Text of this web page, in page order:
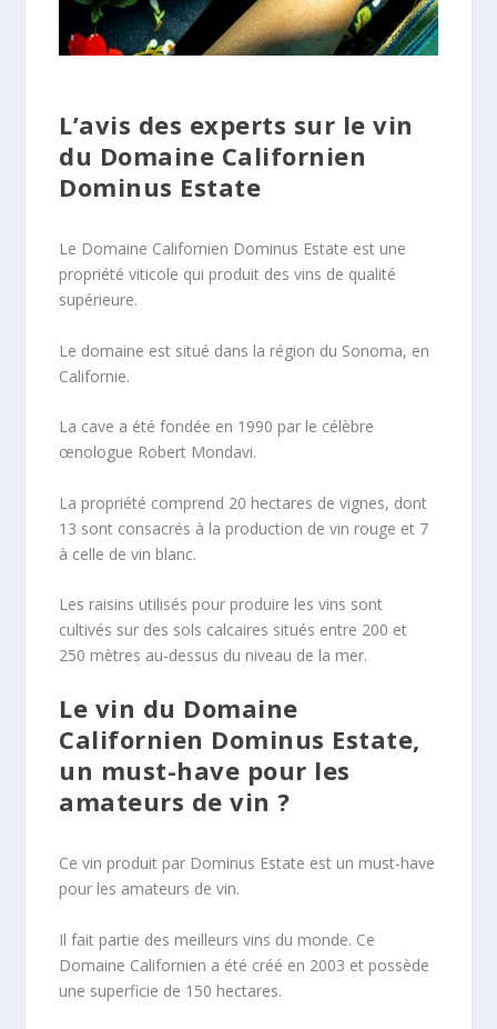
L’avis des experts sur le vin
du Domaine Californien
Dominus Estate
Le Domaine Californien Dominus Estate est une
propriété viticole qui produit des vins de qualité
supérieure.
Le domaine est situé dans la région du Sonoma, en
Californie.
La cave a été fondée en 1990 par le célèbre
œnologue Robert Mondavi.
La propriété comprend 20 hectares de vignes, dont
13 sont consacrés à la production de vin rouge et 7
à celle de vin blanc.
Les raisins utilisés pour produire les vins sont
cultivés sur des sols calcaires situés entre 200 et
250 mètres au-dessus du niveau de la mer.
Le vin du Domaine
Californien Dominus Estate,
un must-have pour les
amateurs de vin ?
Ce vin produit par Dominus Estate est un must-have
pour les amateurs de vin.
Il fait partie des meilleurs vins du monde. Ce
Domaine Californien a été créé en 2003 et possède
une superficie de 150 hectares.